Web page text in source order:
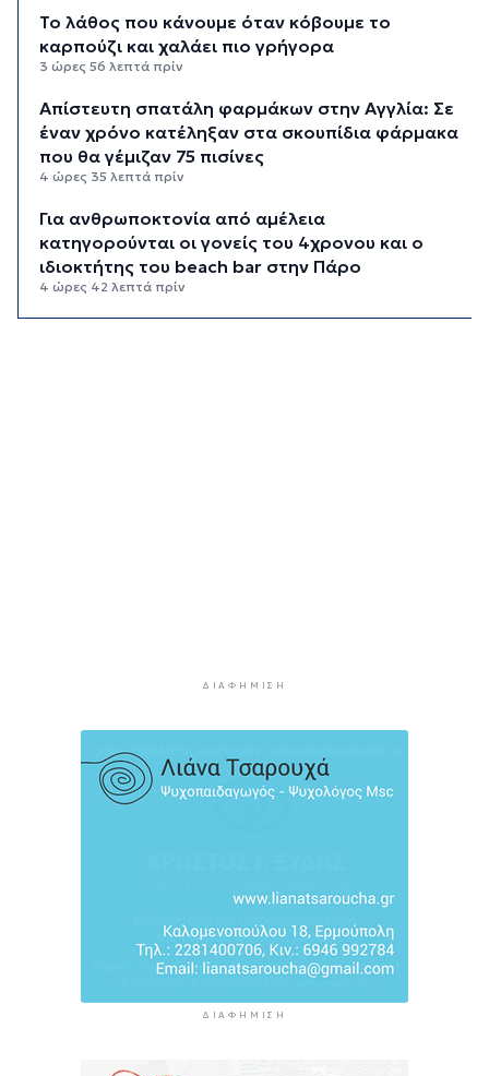
Το λάθος που κάνουμε όταν κόβουμε το
καρπούζι και χαλάει πιο γρήγορα
3 ώρες 56 λεπτά πρίν
Απίστευτη σπατάλη φαρμάκων στην Αγγλία: Σε
έναν χρόνο κατέληξαν στα σκουπίδια φάρμακα
που θα γέμιζαν 75 πισίνες
4 ώρες 35 λεπτά πρίν
Για ανθρωποκτονία από αμέλεια
κατηγορούνται οι γονείς του 4χρονου και ο
ιδιοκτήτης του beach bar στην Πάρο
4 ώρες 42 λεπτά πρίν
Στις 2 Σεπτεμβρίου η παρουσίαση του
οικονομικού προγράμματος της ΕΛ.Α.Σ. στη
Θεσσαλονίκη
6 ώρες 31 λεπτά πρίν
ΔΙΑΦΉΜΙΣΗ
ΔΙΑΦΉΜΙΣΗ